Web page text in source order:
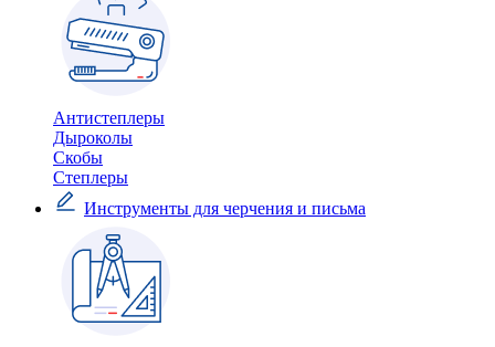
Антистеплеры
Дыроколы
Скобы
Степлеры
Инструменты для черчения и письма